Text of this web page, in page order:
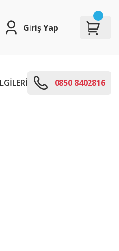
Giriş Yap
E-KODLARI
0850 8402816